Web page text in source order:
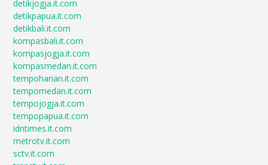
detikjogja.it.com
detikpapua.it.com
detikbali.it.com
kompasbali.it.com
kompasjogja.it.com
kompasmedan.it.com
tempoharian.it.com
tempomedan.it.com
tempojogja.it.com
tempopapua.it.com
idntimes.it.com
metrotv.it.com
sctv.it.com